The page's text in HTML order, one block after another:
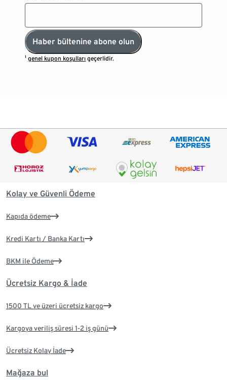
Haber bültenine abone olun
¹genel kupon koşulları geçerlidir.
Kolay ve Güvenli Ödeme
Kapıda ödeme
Kredi Kartı / Banka Kartı
BKM ile Ödeme
Ücretsiz Kargo & İade
1500 TL ve üzeri ücretsiz kargo
Kargoya veriliş süresi 1-2 iş günü
Ücretsiz Kolay İade
Mağaza bul